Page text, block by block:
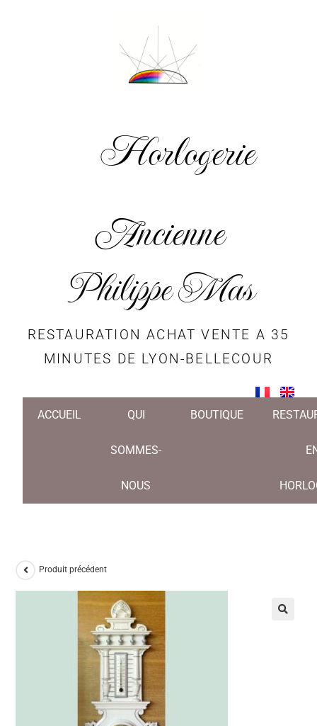
Horlogerie
Ancienne
Philippe Mas
RESTAURATION ACHAT VENTE A 35
MINUTES DE LYON-BELLECOUR
ACCUEIL QUI
SOMMES-
NOUS
BOUTIQUE
Produit précédent